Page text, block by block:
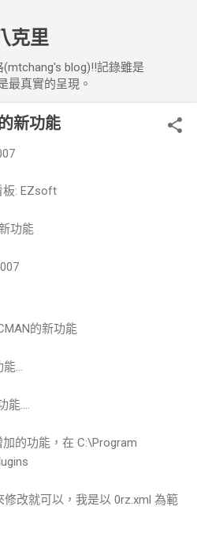
克里
blog)!!記錄雖是
最真實的呈現。
新功能
板: EZsoft
功能
的新功能
...
....
的功能，在 C:\Program
改就可以，我是以 0rz.xml 為範